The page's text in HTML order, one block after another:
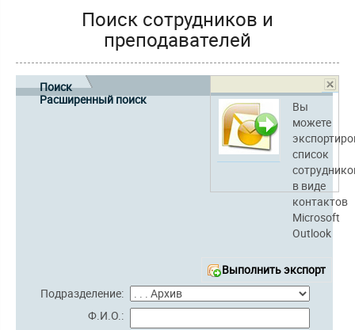
Поиск сотрудников и
преподавателей
Вы
можете
список
в виде
контактов
Microsoft
Outlook
Выполнить экспорт
Поиск
Расширенный поиск
Подразделение:
Ф.И.О.: